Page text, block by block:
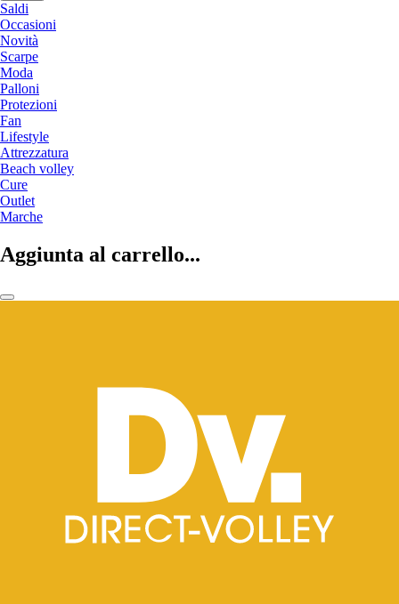
Saldi
Occasioni
Novità
Scarpe
Moda
Palloni
Protezioni
Fan
Lifestyle
Attrezzatura
Beach volley
Cure
Outlet
Marche
Aggiunta al carrello...